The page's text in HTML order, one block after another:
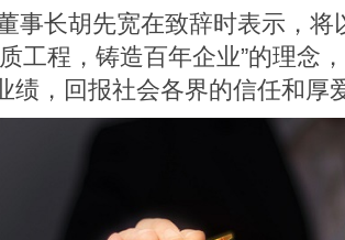
事长胡先宽在致辞时表示，
工程，铸造百年企业”的理念
绩，回报社会各界的信任和厚